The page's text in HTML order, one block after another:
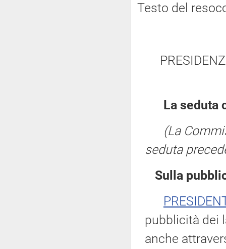
Testo del
La seduta
(La
seduta
Sulla
pubblicità dei
anche